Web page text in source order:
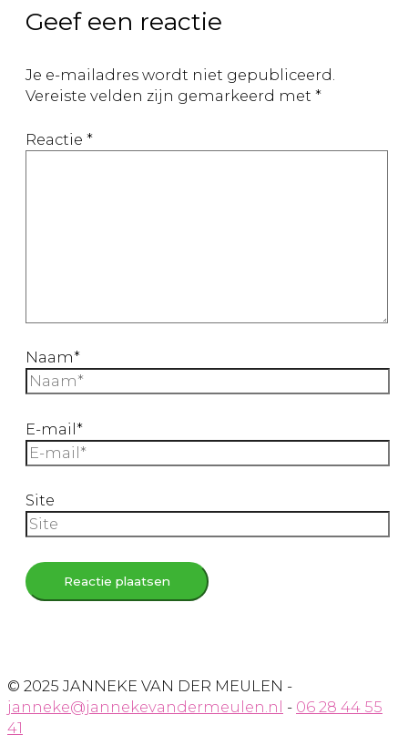
Geef een reactie
Je e-mailadres wordt niet gepubliceerd.
Vereiste velden zijn gemarkeerd met *
Reactie *
Naam*
E-mail*
Site
© 2025 JANNEKE VAN DER MEULEN -
janneke@jannekevandermeulen.nl - 06 28 44 55
41